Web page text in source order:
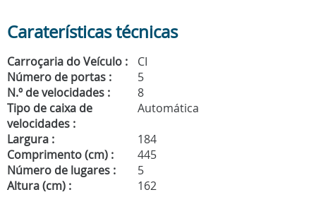
Caraterísticas técnicas
Carroçaria do Veículo :
CI
Número de portas :
5
N.º de velocidades :
8
Tipo de caixa de
velocidades :
Automática
Largura :
184
Comprimento (cm) :
445
Número de lugares :
5
Altura (cm) :
162